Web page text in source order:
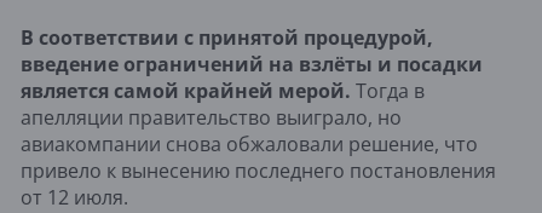
В соответствии с принятой процедурой,
введение ограничений на взлёты и посадки
является самой крайней мерой. Тогда в
апелляции правительство выиграло, но
авиакомпании снова обжаловали решение, что
привело к вынесению последнего постановления
от 12 июля.